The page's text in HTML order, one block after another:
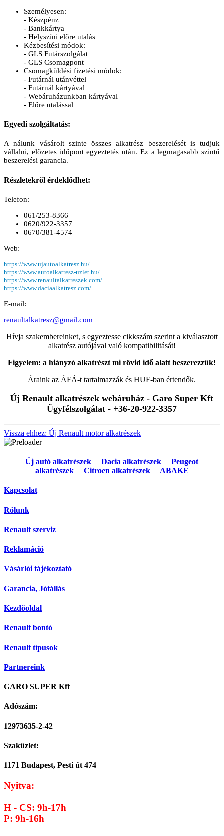
Személyesen:
- Készpénz
- Bankkártya
- Helyszíni előre utalás
Kézbesítési módok:
- GLS Futárszolgálat
- GLS Csomagpont
Csomagküldési fizetési módok:
- Futárnál utánvéttel
- Futárnál kártyával
- Webáruházunkban kártyával
- Előre utalással
Egyedi szolgáltatás:
A nálunk vásárolt szinte összes alkatrész beszerelését is tudjuk
vállalni, előzetes időpont egyeztetés után. Ez a legmagasabb szintű
beszerelési garancia.
Részletekről érdeklődhet:
Telefon:
061/253-8366
0620/922-3357
0670/381-4574
Web:
https://www.ujautoalkatresz.hu/
https://www.autoalkatresz-uzlet.hu/
https://www.renaultalkatreszek.com/
https://www.daciaalkatresz.com/
E-mail:
renaultalkatresz@gmail.com
Hívja szakembereinket, s egyeztesse cikkszám szerint a kiválasztott
alkatrész autójával való kompatibilitását!
Figyelem: a hiányzó alkatrészt mi rövid idő alatt beszerezzük!
Áraink az ÁFÁ-t tartalmazzák és HUF-ban értendők.
Új Renault alkatrészek webáruház - Garo Super Kft
Ügyfélszolgálat - +36-20-922-3357
Vissza ehhez: Új Renault motor alkatrészek
Új autó alkatrészek Dacia alkatrészek
Peugeot
alkatrészek
Citroen alkatrészek ABAKE
Kapcsolat
Rólunk
Renault szerviz
Reklamáció
Vásárlói tájékoztató
Garancia, Jótállás
Kezdőoldal
Renault bontó
Renault típusok
Partnereink
GARO SUPER Kft
Adószám:
12973635-2-42
Szaküzlet:
1171 Budapest, Pesti út 474
Nyitva:
H - CS: 9h-17h
P: 9h-16h